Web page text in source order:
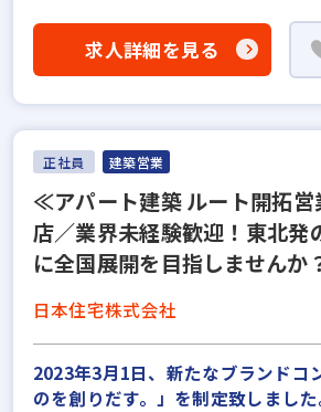
求人詳細を見る
正社員 建築営業
≪アパート建築 ルート開拓
店／業界未経験歓迎！東北発
に全国展開を目指しませんか
日本住宅株式会社
2023年3月1日、新たなブランドコ
のを創りだす。」を制定致しました